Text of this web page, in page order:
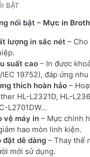
BẬT
nổi bật – Mực in
lượng in sắc nét –
suất cao – In được
IEC 19752), đáp ứng
thích hoàn hảo –
HL-L2321D, HL-
L2701DW…
vệ máy in – Mực chính
hao mòn linh kiện.
đặt dễ dàng – Thay thế
mới sử dụng.